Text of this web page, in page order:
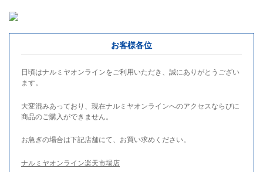
お客様各位
日頃はナルミヤオンラインをご利用いただき、誠にありがとうござい
ます。
大変混みあっており、現在ナルミヤオンラインへのアクセスならびに
商品のご購入ができません。
お急ぎの場合は下記店舗にて、お買い求めください。
ナルミヤオンライン楽天市場店